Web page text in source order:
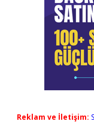
Reklam ve İletişim: